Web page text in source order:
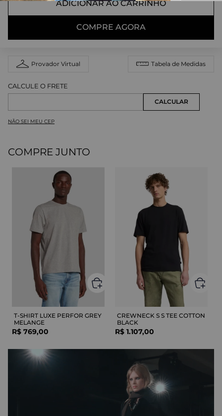
ADICIONAR AO CARRINHO
COMPRE AGORA
Provador Virtual Tabela de Medidas
NÃO SEI MEU CEP
COMPRE JUNTO
T-SHIRT LUXE PERFOR GREY
MELANGE
R$ 769,00
CREWNECK S S TEE COTTON
BLACK
R$ 1.107,00